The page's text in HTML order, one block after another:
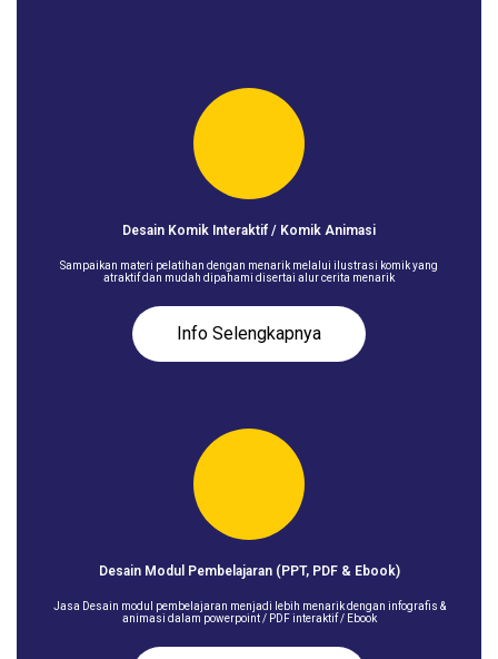
Desain Komik Interaktif / Komik Animasi
Sampaikan materi pelatihan dengan menarik melalui ilustrasi komik yang
atraktif dan mudah dipahami disertai alur cerita menarik
Info Selengkapnya
Desain Modul Pembelajaran (PPT, PDF & Ebook)
Jasa Desain modul pembelajaran menjadi lebih menarik dengan infografis &
animasi dalam powerpoint / PDF interaktif / Ebook